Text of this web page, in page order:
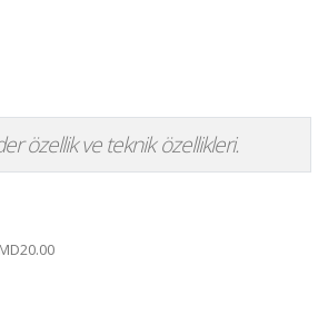
özellik ve teknik özellikleri.